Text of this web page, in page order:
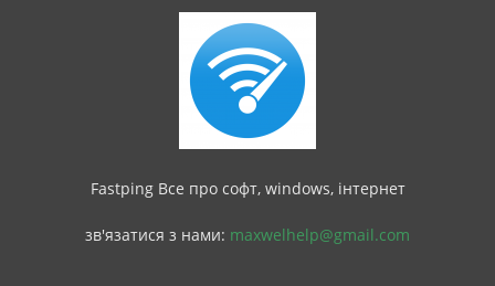
Fastping Все про софт, windows, інтернет
зв'язатися з нами: maxwelhelp@gmail.com